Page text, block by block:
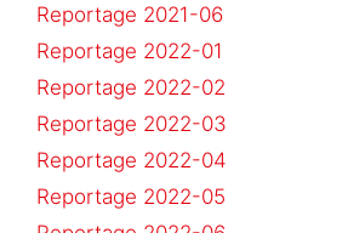
Reportage 2021-06
Reportage 2022-01
Reportage 2022-02
Reportage 2022-03
Reportage 2022-04
Reportage 2022-05